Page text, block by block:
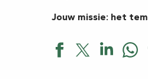
Jouw missie: het